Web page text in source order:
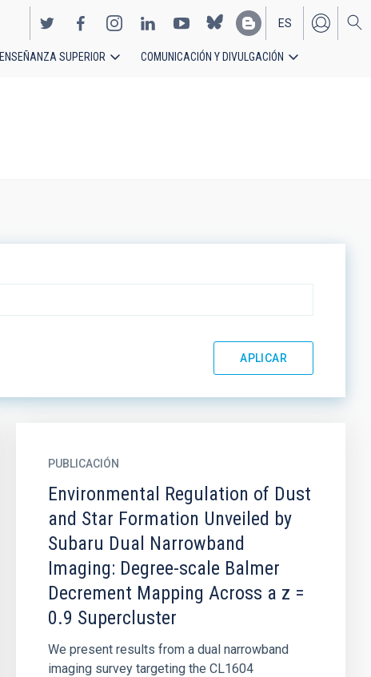
EN
ES
ENSEÑANZA SUPERIOR COMUNICACIÓN Y DIVULGACIÓN
PUBLICACIÓN
Environmental Regulation of Dust
and Star Formation Unveiled by
Subaru Dual Narrowband
Imaging: Degree-scale Balmer
Decrement Mapping Across a z =
0.9 Supercluster
We present results from a dual narrowband
imaging survey targeting the CL1604